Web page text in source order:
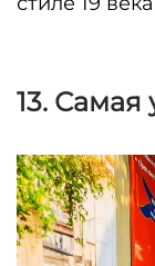
13. Самая